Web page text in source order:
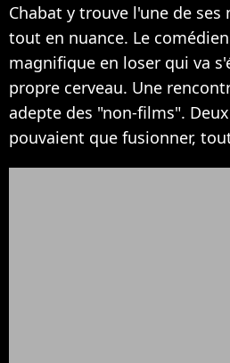
Chabat y trouve l'une de
tout en nuance. Le
magnifique en loser qui va
propre cerveau. Une
adepte des "non-films".
pouvaient que fusionner,